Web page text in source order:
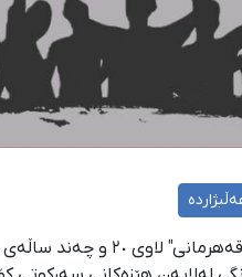
۲۷ی بەفرانباری